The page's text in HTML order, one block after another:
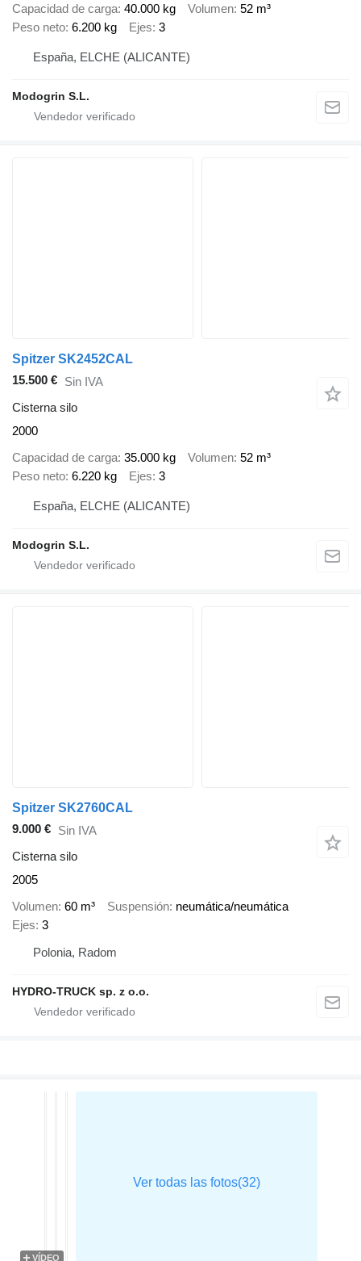
Capacidad de carga 40.000 kg Volumen 52 m³
Peso neto 6.200 kg Ejes 3
España, ELCHE (ALICANTE)
Modogrin S.L.
Spitzer SK2452CAL
15.500 € Sin IVA
Cisterna silo
2000
Capacidad de carga 35.000 kg Volumen 52 m³
Peso neto 6.220 kg Ejes 3
España, ELCHE (ALICANTE)
Modogrin S.L.
Spitzer SK2760CAL
9.000 € Sin IVA
Cisterna silo
2005
Volumen 60 m³ Suspensión neumática/neumática
Ejes 3
Polonia, Radom
HYDRO-TRUCK sp. z o.o.
VÍDEO